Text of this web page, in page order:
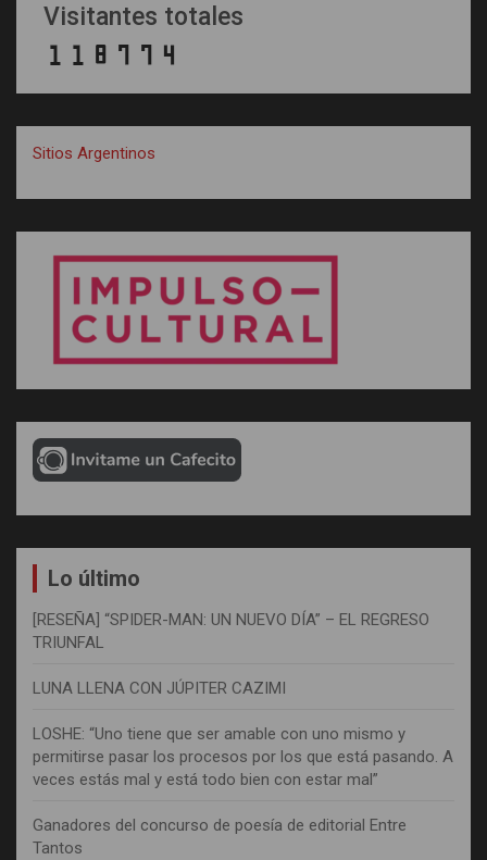
Visitantes totales
Sitios Argentinos
Lo último
[RESEÑA] “SPIDER-MAN: UN NUEVO DÍA” – EL REGRESO
TRIUNFAL
LUNA LLENA CON JÚPITER CAZIMI
LOSHE: “Uno tiene que ser amable con uno mismo y
permitirse pasar los procesos por los que está pasando. A
veces estás mal y está todo bien con estar mal”
Ganadores del concurso de poesía de editorial Entre
Tantos